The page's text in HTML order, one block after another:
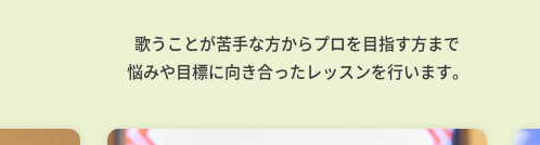
歌うことが苦手な方からプロを目指す方まで
悩みや目標に向き合ったレッスンを行います。